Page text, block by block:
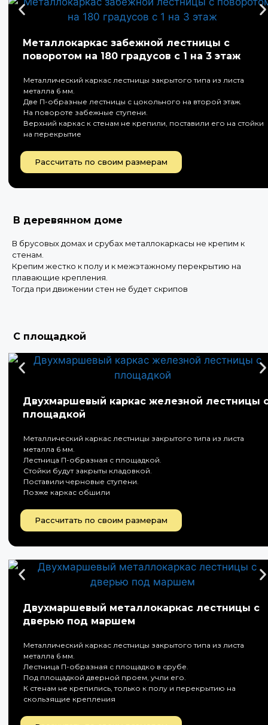
Металлокаркас забежной лестницы с
поворотом на 180 градусов с 1 на 3 этаж
Металлический каркас лестницы закрытого типа из листа
металла 6 мм.
Две П-образные лестницы с цокольного на второй этаж.
На повороте забежные ступени.
Верхний каркас к стенам не крепили, поставили его на стойки
на перекрытие
Рассчитать по своим размерам
В деревянном доме
В брусовых домах и срубах металлокаркасы не крепим к
стенам.
Крепим жестко к полу и к межэтажному перекрытию на
плавающие крепления.
Тогда при движении стен не будет скрипов
С площадкой
Двухмаршевый каркас железной лестницы
площадкой
Металлический каркас лестницы закрытого типа из листа
металла 6 мм.
Лестница П-образная с площадкой.
Стойки будут закрыты кладовкой.
Поставили черновые ступени.
Позже каркас обшили
Рассчитать по своим размерам
Двухмаршевый металлокаркас лестницы с
дверью под маршем
Металлический каркас лестницы закрытого типа из листа
металла 6 мм.
Лестница П-образная с площадко в срубе.
Под площадкой дверной проем, учли его.
К стенам не крепились, только к полу и перекрытию на
скользящие крепления